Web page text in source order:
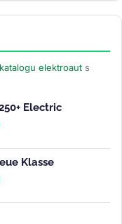
katalogu elektroaut s
Electric
Klasse